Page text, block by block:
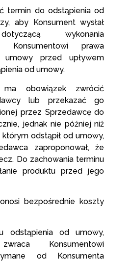
termin do odstąpienia od
aby Konsument wysłał
wykonania
Konsumentowi prawa
umowy przed upływem
od umowy.
ma obowiązek zwrócić
lub przekazać go
przez Sprzedawcę do
jednak nie później niż
odstąpił od umowy,
zaproponował, że
Do zachowania terminu
produktu przed jego
bezpośrednie koszty
odstąpienia od umowy,
Konsumentowi
od Konsumenta